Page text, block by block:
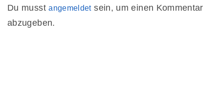
Du musstangemeldetsein, um einen Kommentar
abzugeben.